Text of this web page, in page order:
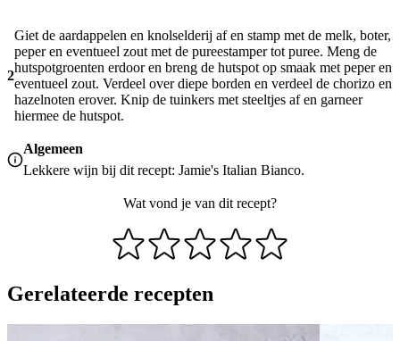
2
Giet de aardappelen en knolselderij af en stamp met de melk, boter,
peper en eventueel zout met de pureestamper tot puree. Meng de
hutspotgroenten erdoor en breng de hutspot op smaak met peper en
eventueel zout. Verdeel over diepe borden en verdeel de chorizo en
hazelnoten erover. Knip de tuinkers met steeltjes af en garneer
hiermee de hutspot.
Algemeen
Lekkere wijn bij dit recept: Jamie's Italian Bianco.
Wat vond je van dit recept?
Gerelateerde recepten